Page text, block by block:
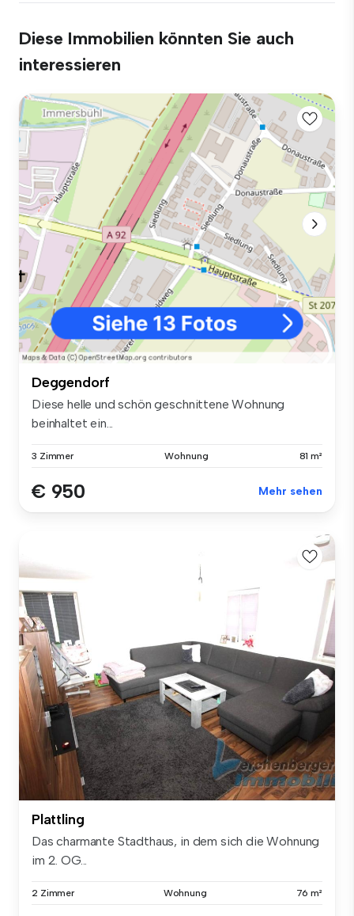
Diese Immobilien könnten Sie auch
interessieren
Deggendorf
Diese helle und schön geschnittene Wohnung
beinhaltet ein...
3 Zimmer Wohnung 81 m²
€ 950 Mehr sehen
Plattling
Das charmante Stadthaus, in dem sich die Wohnung
im 2. OG...
2 Zimmer Wohnung 76 m²